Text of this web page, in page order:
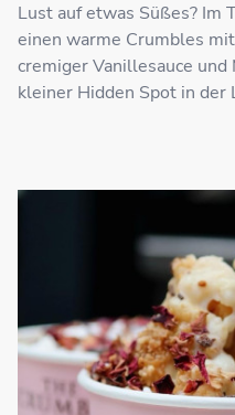
Lust auf etwas Süßes? Im
einen warme Crumbles
cremiger Vanillesauce
kleiner Hidden Spot in der